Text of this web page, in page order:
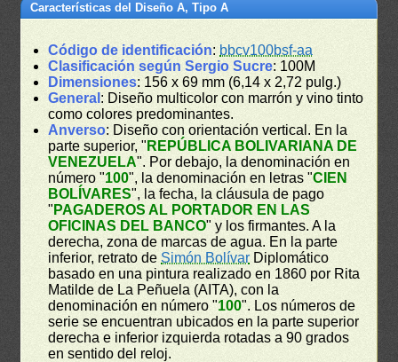
Características del Diseño A, Tipo A
Código de identificación: bbcv100bsf-aa
Clasificación según Sergio Sucre: 100M
Dimensiones: 156 x 69 mm (6,14 x 2,72 pulg.)
General : Diseño multicolor con marrón y vino tinto
como colores predominantes.
Anverso: Diseño con orientación vertical. En la
parte superior, " REPÚBLICA BOLIVARIANA DE
VENEZUELA". Por debajo, la denominación en
número "100", la denominación en letras "CIEN
BOLÍVARES", la fecha, la cláusula de pago
" PAGADEROS AL PORTADOR EN LAS
OFICINAS DEL BANCO" y los firmantes. A la
derecha, zona de marcas de agua. En la parte
inferior, retrato deSimón Bolívar Diplomático
basado en una pintura realizado en 1860 por Rita
Matilde de La Peñuela (AITA), con la
denominación en número "100". Los números de
serie se encuentran ubicados en la parte superior
derecha e inferior izquierda rotadas a 90 grados
en sentido del reloj.